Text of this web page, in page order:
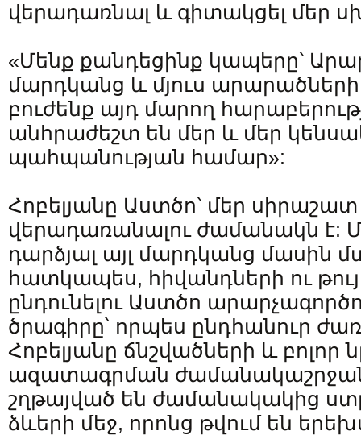
վերադառնալ և գիտակցել մեր
«Մենք քանդեցինք կապերը՝
մարդկանց և մյուս
բուժենք այդ մարող
անհրաժեշտ են մեր և մեր
պահպանության համար»:
Հոբելյանը Աստծո՝ մեր
վերադառանալու ժամանակն է:
դարձյալ այլ մարդկանց մասին
հատկապես, հիվանդների ու
ընդունելու Աստծո
ծրագիրը՝ որպես ընդհանուր
Հոբելյանը ճնշվածների և բոլոր
ազատագրման
շղթայված են ժամանակակից
ձևերի մեջ, որոնց թվում են